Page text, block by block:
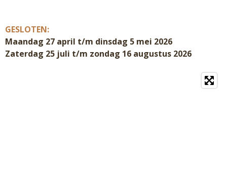
GESLOTEN:
Maandag 27 april t/m dinsdag 5 mei 2026
Zaterdag 25 juli t/m zondag 16 augustus 2026